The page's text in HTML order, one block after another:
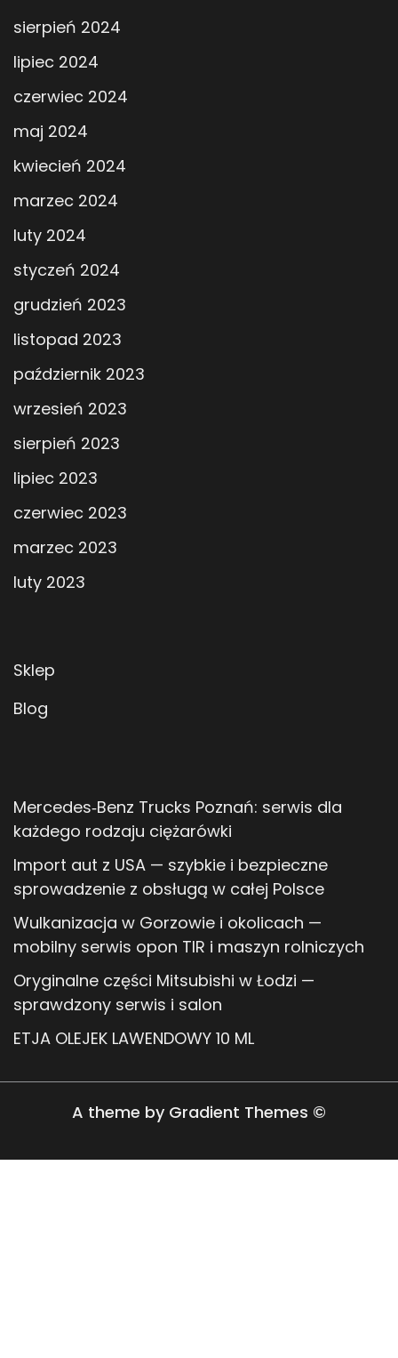
sierpień 2024
lipiec 2024
czerwiec 2024
maj 2024
kwiecień 2024
marzec 2024
luty 2024
styczeń 2024
grudzień 2023
listopad 2023
październik 2023
wrzesień 2023
sierpień 2023
lipiec 2023
czerwiec 2023
marzec 2023
luty 2023
Sklep
Blog
Mercedes‑Benz Trucks Poznań: serwis dla
każdego rodzaju ciężarówki
Import aut z USA — szybkie i bezpieczne
sprowadzenie z obsługą w całej Polsce
Wulkanizacja w Gorzowie i okolicach —
mobilny serwis opon TIR i maszyn rolniczych
Oryginalne części Mitsubishi w Łodzi —
sprawdzony serwis i salon
ETJA OLEJEK LAWENDOWY 10 ML
A theme by Gradient Themes ©